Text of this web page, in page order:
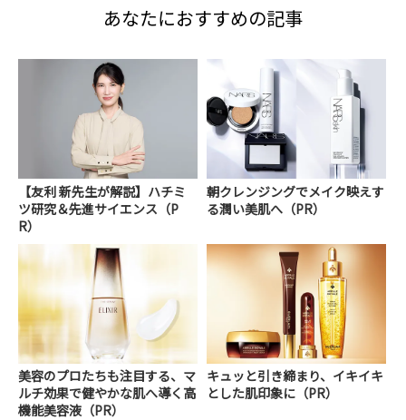
あなたにおすすめの記事
【友利 新先生が解説】ハチミ
ツ研究＆先進サイエンス（P
R）
朝クレンジングでメイク映えす
る潤い美肌へ（PR）
美容のプロたちも注目する、マ
ルチ効果で健やかな肌へ導く高
機能美容液（PR）
キュッと引き締まり、イキイキ
とした肌印象に（PR）